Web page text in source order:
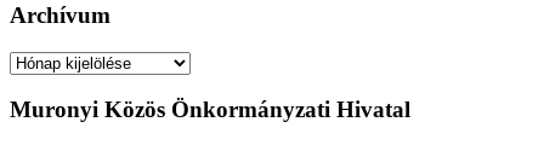
Archívum
Archívum
Muronyi Közös Önkormányzati Hivatal